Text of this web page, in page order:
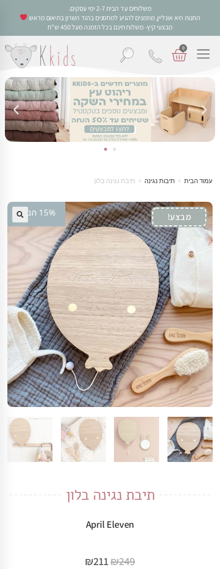
משלוחים עד הבית 2-7 ימי עסקים.
החנות היא אונליין, מוזמנים להגיע למחסנים בהוד השרון בתיאום מראש
מבצעי קיץ- משלוח חינם בכל הזמנה מעל 450 ש"ח
0
עמוד הבית > תיבות נגינה > תיבת נגינה בלון
מבצע! 15% הנחה
תיבת נגינה בלון
April Eleven
₪249
₪211